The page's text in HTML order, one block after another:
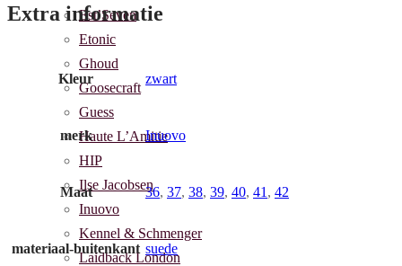
Est’Seven
Etonic
Ghoud
Goosecraft
Guess
Haute L’Amitie
HIP
Ilse Jacobsen
Inuovo
Kennel & Schmenger
Laidback London
Extra informatie
Kleur zwart
merk Inuovo
Maat 36, 37, 38, 39, 40, 41 , 42
materiaal-buitenkant suede